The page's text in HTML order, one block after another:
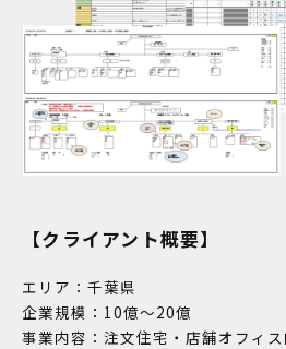
【クライアント概要】
エリア：千葉県
企業規模：10億～20億
事業内容：注文住宅・店舗オフィ